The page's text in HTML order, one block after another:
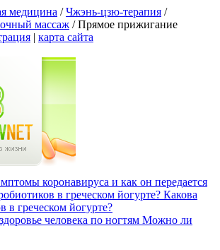
медицина /Чжэнь-цзю-терапия /
массаж /Прямое прижигание
| карта сайта
коронавируса и как он передается
Какова
в греческом йогурте?
Можно ли